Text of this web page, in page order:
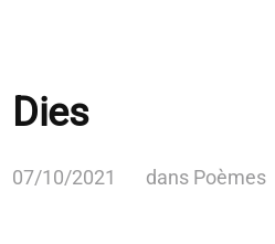
Dies
07/10/2021 dans Poèmes